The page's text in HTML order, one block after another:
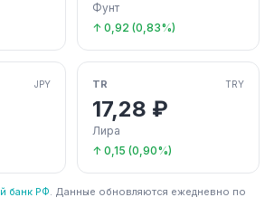
Фунт
↑ 0,92 (0,83%)
JPY TR TRY
17,28 ₽
Лира
↑ 0,15 (0,90%)
банк РФ. Данные обновляются ежедневно по